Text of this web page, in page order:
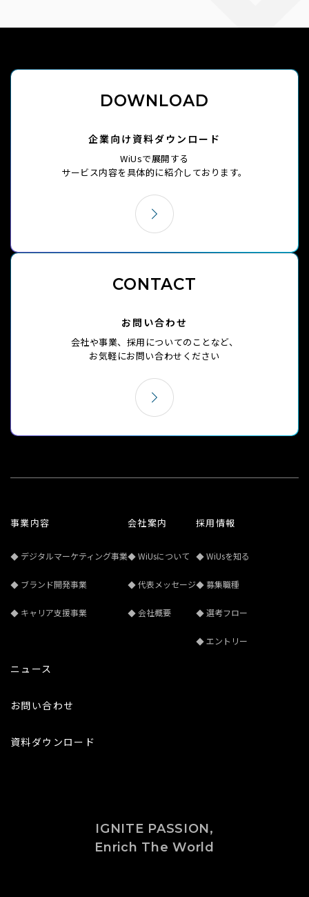
DOWNLOAD
企業向け資料ダウンロード
WiUsで展開する
サービス内容を具体的に紹介しております。
CONTACT
お問い合わせ
会社や事業、採用についてのことなど、
お気軽にお問い合わせください
事業内容
デジタルマーケティング事業
ブランド開発事業
キャリア支援事業
会社案内
WiUsについて
代表メッセージ
会社概要
採用情報
WiUsを知る
募集職種
選考フロー
エントリー
ニュース
お問い合わせ
資料ダウンロード
IGNITE PASSION,
Enrich The World